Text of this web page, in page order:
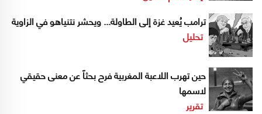
ترامب يُعيد غزة إلى الطاولة... ويحشر نتنياهو في الزاوية
تحليل
حين تهرب اللاعبة المغربية فرح بحثاً عن معنى حقيقي
لاسمها
تقرير